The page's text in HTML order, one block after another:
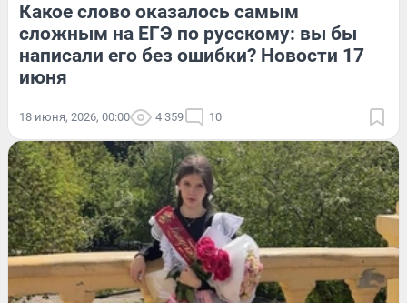
Какое слово оказалось самым
сложным на ЕГЭ по русскому: вы бы
написали его без ошибки? Новости 17
июня
18 июня, 2026, 00:00 4 359 10